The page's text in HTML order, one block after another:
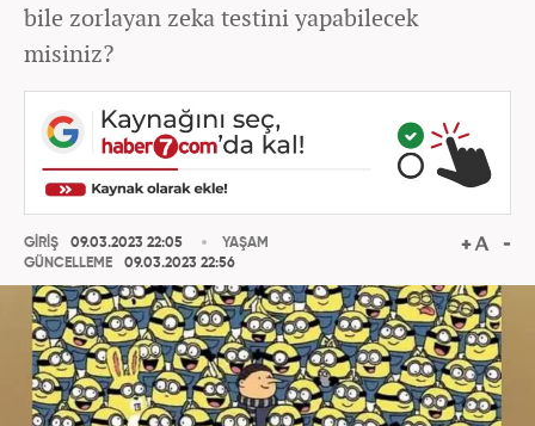
bile zorlayan zeka testini yapabilecek
misiniz?
GİRİŞ
09.03.2023 22:05
GÜNCELLEME
09.03.2023 22:56
YAŞAM